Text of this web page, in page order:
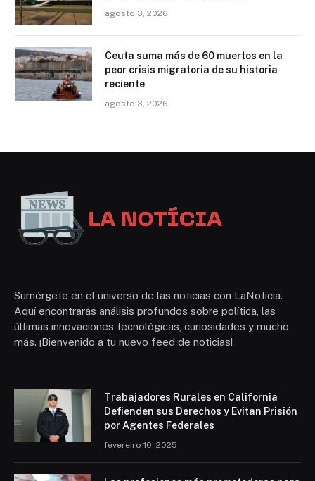
agosto 3, 2026
Ceuta suma más de 60 muertos en la
peor crisis migratoria de su historia
reciente
agosto 3, 2026
Sumérgete en el universo de las noticias con LaNoticia.
Aquí encontrarás análisis profundos sobre política, las
últimas innovaciones tecnológicas, curiosidades y mucho
más. ¡Bienvenido a tu nuevo feed de noticias!
Trabajadores Rurales en California
Defienden sus Derechos y Evitan Prisión
por Agentes Federales
fevereiro 10, 2025